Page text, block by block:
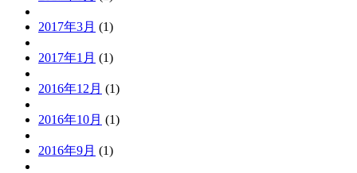
2017年3月 (1)
2017年1月 (1)
2016年12月 (1)
2016年10月 (1)
2016年9月 (1)